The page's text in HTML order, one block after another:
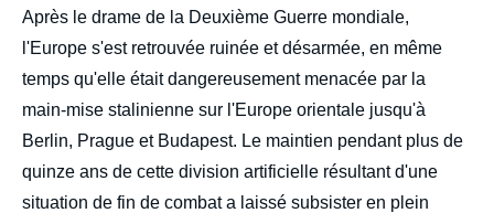
Après le drame de la Deuxième Guerre mondiale,
l'Europe s'est retrouvée ruinée et désarmée, en même
temps qu'elle était dangereusement menacée par la
main-mise stalinienne sur l'Europe orientale jusqu'à
Berlin, Prague et Budapest. Le maintien pendant plus de
quinze ans de cette division artificielle résultant d'une
situation de fin de combat a laissé subsister en plein